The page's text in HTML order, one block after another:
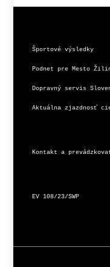
Športové výsledky
Podnet pre Mesto
Dopravný servis
Aktuálna zjazdnosť
Kontakt a
EV 108/23/SWP